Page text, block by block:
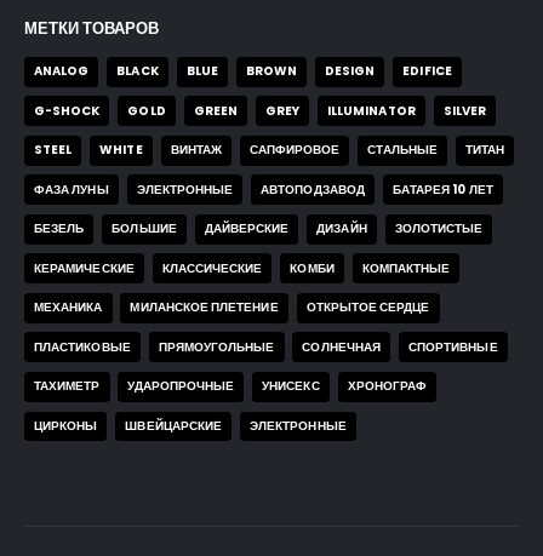
МЕТКИ ТОВАРОВ
ANALOG BLACK BLUE BROWN DESIGN EDIFICE
G-SHOCK GOLD GREEN GREY ILLUMINATOR SILVER
STEEL WHITE ВИНТАЖ САПФИРОВОЕ СТАЛЬНЫЕ ТИТАН
ФАЗА ЛУНЫ ЭЛЕКТРОННЫЕ АВТОПОДЗАВОД БАТАРЕЯ 10 ЛЕТ
БЕЗЕЛЬ БОЛЬШИЕ ДАЙВЕРСКИЕ ДИЗАЙН ЗОЛОТИСТЫЕ
КЕРАМИЧЕСКИЕ КЛАССИЧЕСКИЕ КОМБИ КОМПАКТНЫЕ
МЕХАНИКА МИЛАНСКОЕ ПЛЕТЕНИЕ ОТКРЫТОЕ СЕРДЦЕ
ПЛАСТИКОВЫЕ ПРЯМОУГОЛЬНЫЕ СОЛНЕЧНАЯ СПОРТИВНЫЕ
ТАХИМЕТР УДАРОПРОЧНЫЕ УНИСЕКС ХРОНОГРАФ
ЦИРКОНЫ ШВЕЙЦАРСКИЕ ЭЛЕКТРОННЫЕ